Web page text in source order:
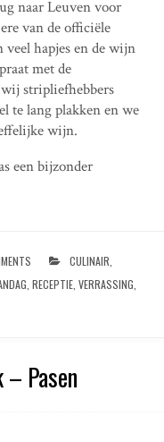
naar Leuven voor
van de officiële
veel hapjes en de wijn
met de
stripliefhebbers
te lang plakken en we
wijn.
een bijzonder
CULINAIR
RECEPTIE, VERRASSING
– Pasen